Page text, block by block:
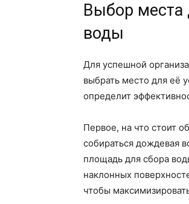
Выбор места
воды
Для успешной
выбрать место для её
определит
Первое, на что стоит
собираться дождевая
площадь для сбора
наклонных
чтобы